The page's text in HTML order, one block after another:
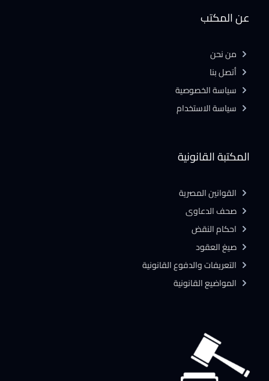
المكتبة القانونية
القوانين المصرية
صحف الدعاوى
احكام النقض
صيغ العقود
التعريفات والدفوع القانونية
المواضيع القانونية
عن المكتب
من نحن
أتصل بنا
سياسة الخصوصية
سياسة الاستخدام